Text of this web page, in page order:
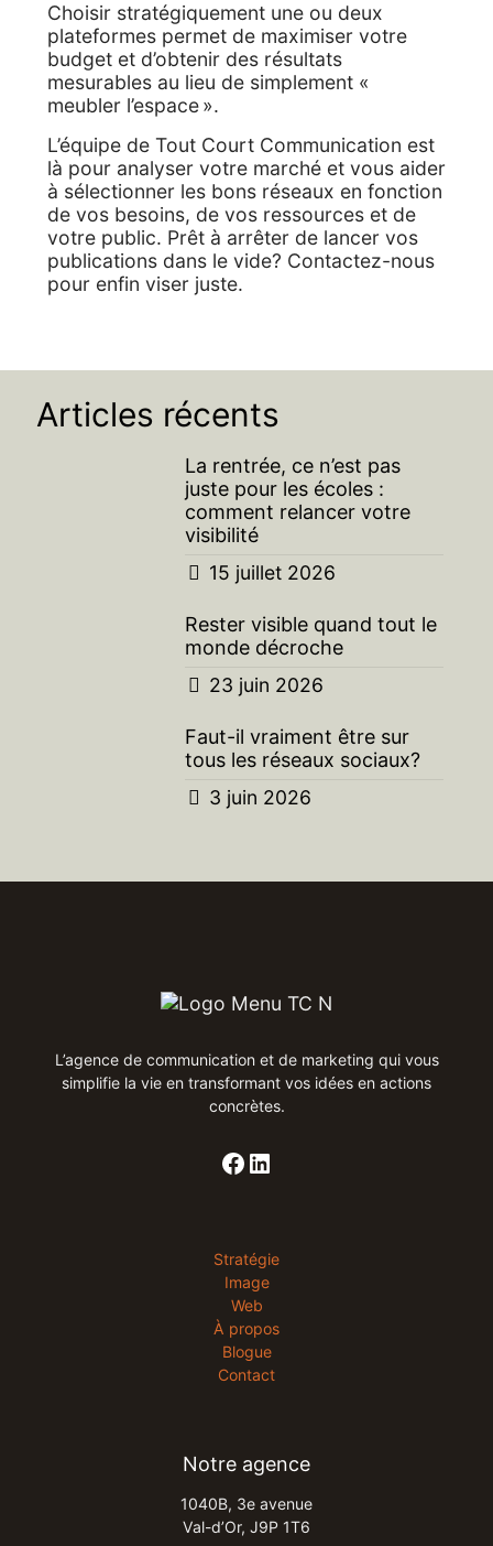
Choisir stratégiquement une ou deux
plateformes permet de maximiser votre
budget et d’obtenir des résultats
mesurables au lieu de simplement «
meubler l’espace ».
L’équipe de Tout Court Communication est
là pour analyser votre marché et vous aider
à sélectionner les bons réseaux en fonction
de vos besoins, de vos ressources et de
votre public. Prêt à arrêter de lancer vos
publications dans le vide? Contactez-nous
pour enfin viser juste.
Articles récents
La rentrée, ce n’est pas
juste pour les écoles :
comment relancer votre
visibilité
15 juillet 2026
Rester visible quand tout le
monde décroche
23 juin 2026
Faut-il vraiment être sur
tous les réseaux sociaux?
3 juin 2026
L’agence de communication et de marketing qui vous
simplifie la vie en transformant vos idées en actions
concrètes​.
Stratégie
Image
Web
À propos
Blogue
Contact
Notre agence
1040B, 3e avenue​
Val-d’Or, J9P 1T6​